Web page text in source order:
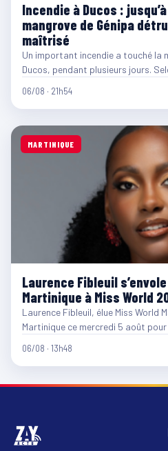
Incendie à Ducos :
mangrove de Génipa
maîtrisé
Un important incendie a touché la
Ducos, pendant plusieurs jours.
06/08 · 21h54
MARTINIQUE
Laurence Fibleuil
Martinique à Miss World
Laurence Fibleuil, élue Miss World
Martinique ce mercredi 5 août
06/08 · 13h48